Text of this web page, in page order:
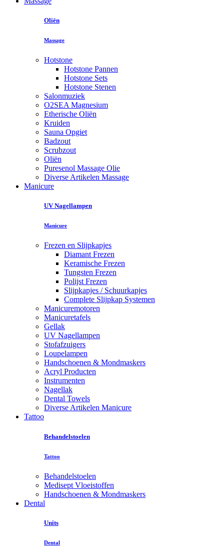
Oliën
Massage
Hotstone
Hotstone Pannen
Hotstone Sets
Hotstone Stenen
Salonmuziek
O2SEA Magnesium
Etherische Oliën
Kruiden
Sauna Opgiet
Badzout
Scrubzout
Oliën
Puresenol Massage Olie
Diverse Artikelen Massage
Manicure
UV Nagellampen
Manicure
Frezen en Slijpkapjes
Diamant Frezen
Keramische Frezen
Tungsten Frezen
Polijst Frezen
Slijpkapjes / Schuurkapjes
Complete Slijpkap Systemen
Manicuremotoren
Manicuretafels
Gellak
UV Nagellampen
Stofafzuigers
Loupelampen
Handschoenen & Mondmaskers
Acryl Producten
Instrumenten
Nagellak
Dental Towels
Diverse Artikelen Manicure
Tattoo
Behandelstoelen
Tattoo
Behandelstoelen
Medisept Vloeistoffen
Handschoenen & Mondmaskers
Dental
Units
Dental